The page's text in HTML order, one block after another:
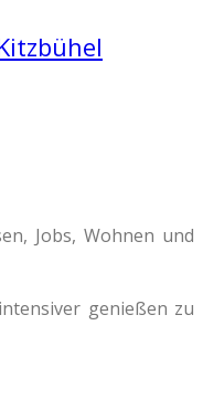
Jobs, Wohnen und
genießen zu